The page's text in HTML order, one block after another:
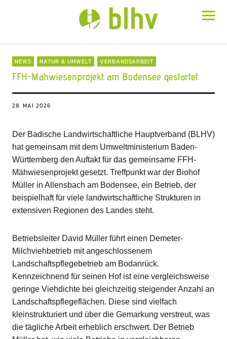
NEWS NATUR & UMWELT VERBANDSARBEIT
FFH-Mähwiesenprojekt am Bodensee gestartet
28. MAI 2026
Der Badische Landwirtschaftliche Hauptverband (BLHV)
hat gemeinsam mit dem Umweltministerium Baden-
Württemberg den Auftakt für das gemeinsame FFH-
Mähwiesenprojekt gesetzt. Treffpunkt war der Biohof
Müller in Allensbach am Bodensee, ein Betrieb, der
beispielhaft für viele landwirtschaftliche Strukturen in
extensiven Regionen des Landes steht.
Betriebsleiter David Müller führt einen Demeter-
Milchviehbetrieb mit angeschlossenem
Landschaftspflegebetrieb am Bodanrück.
Kennzeichnend für seinen Hof ist eine vergleichsweise
geringe Viehdichte bei gleichzeitig steigender Anzahl an
Landschaftspflegeflächen. Diese sind vielfach
kleinstrukturiert und über die Gemarkung verstreut, was
die tägliche Arbeit erheblich erschwert. Der Betrieb